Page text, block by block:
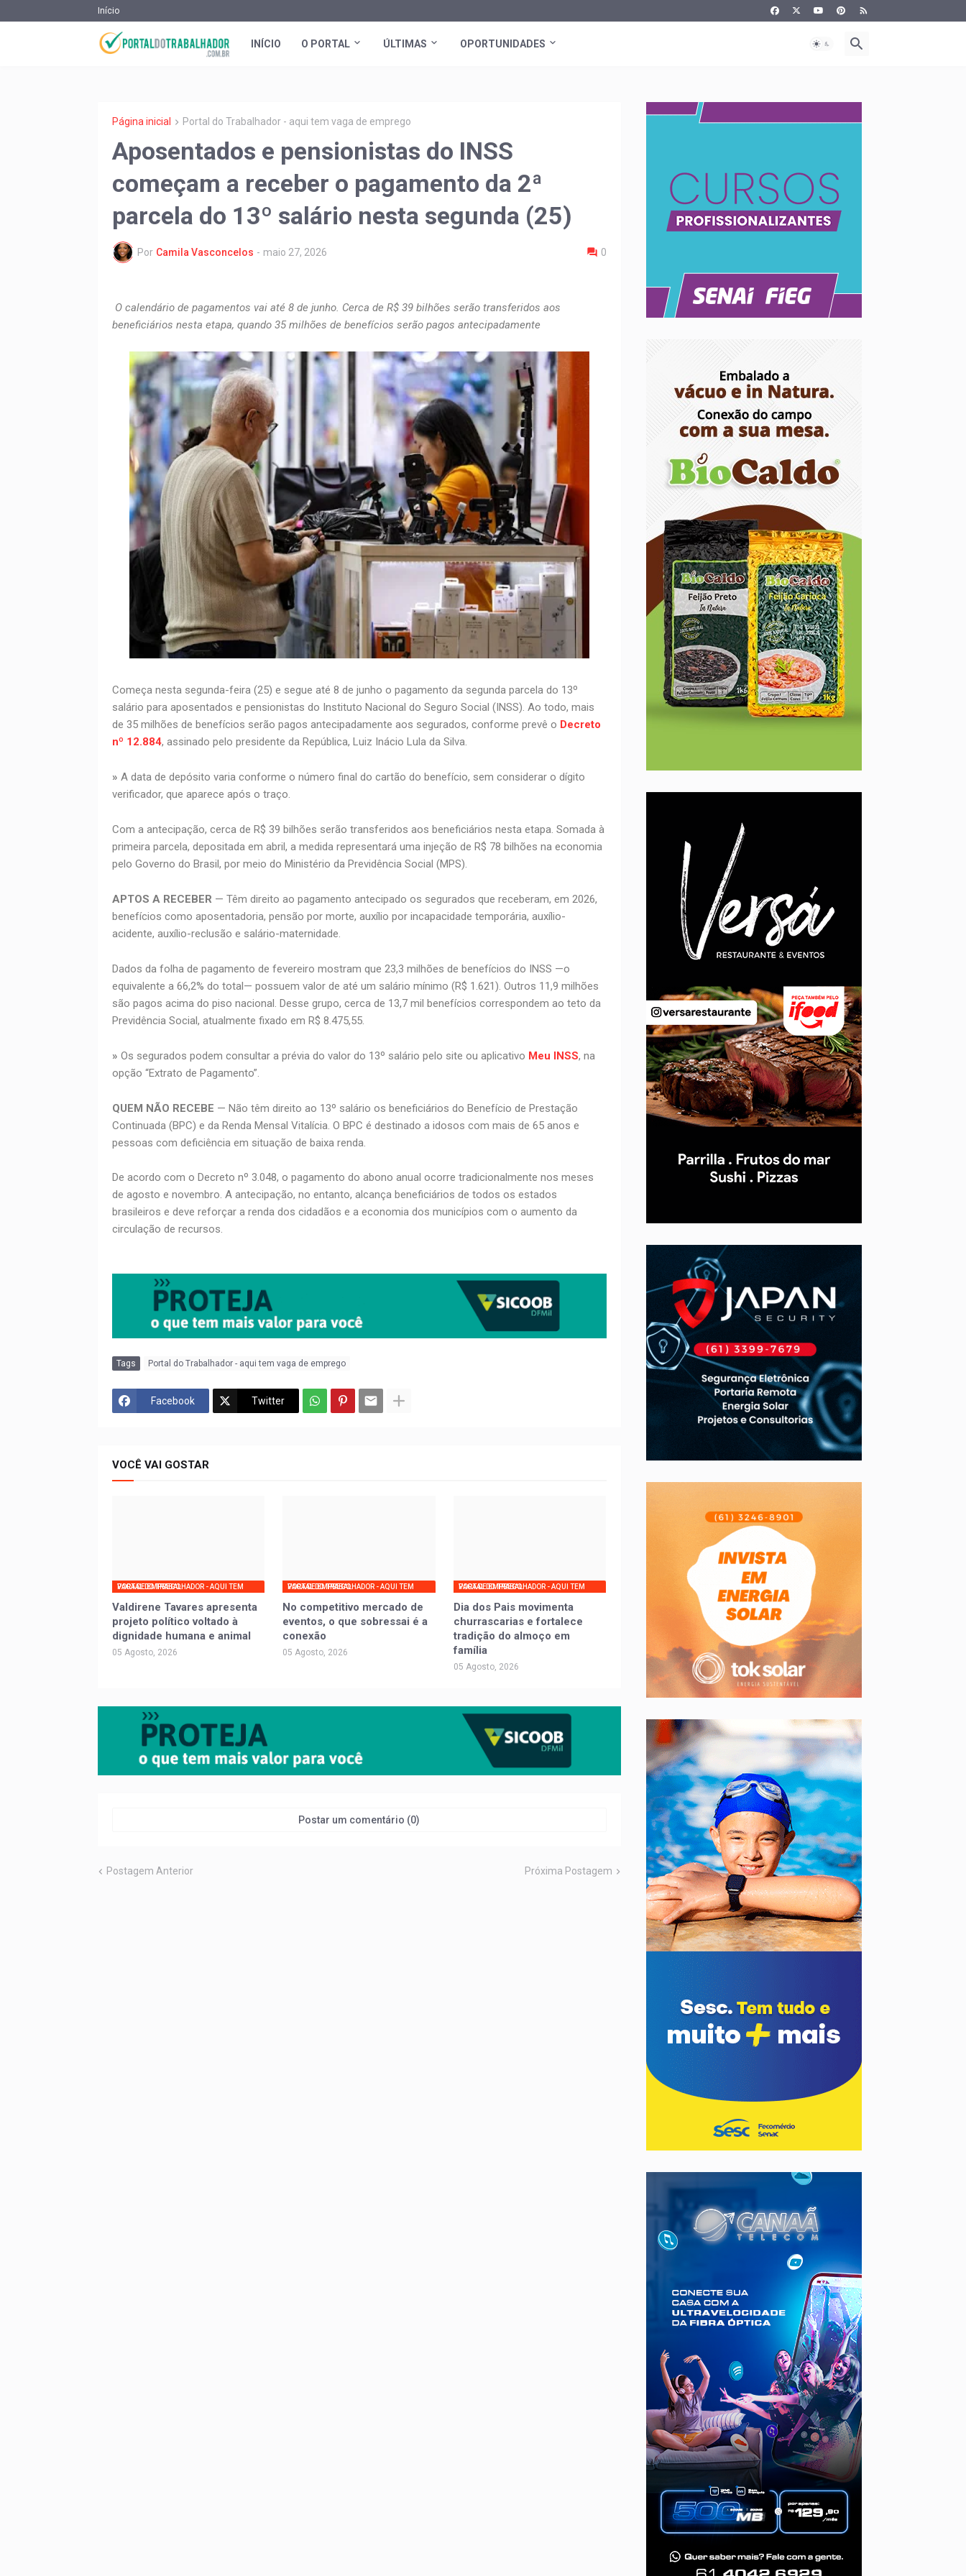
Início
INÍCIO O PORTAL ÚLTIMAS OPORTUNIDADES
Página inicial Portal do Trabalhador - aqui tem vaga de emprego
Aposentados e pensionistas do INSS
começam a receber o pagamento da 2ª
parcela do 13º salário nesta segunda (25)
Por Camila Vasconcelos - maio 27, 2026 0
O calendário de pagamentos vai até 8 de junho. Cerca de R$ 39 bilhões serão transferidos aos
beneficiários nesta etapa, quando 35 milhões de benefícios serão pagos antecipadamente
Começa nesta segunda-feira (25) e segue até 8 de junho o pagamento da segunda parcela do 13º
salário para aposentados e pensionistas do Instituto Nacional do Seguro Social (INSS). Ao todo, mais
de 35 milhões de benefícios serão pagos antecipadamente aos segurados, conforme prevê o Decreto
nº 12.884, assinado pelo presidente da República, Luiz Inácio Lula da Silva.
» A data de depósito varia conforme o número final do cartão do benefício, sem considerar o dígito
verificador, que aparece após o traço.
Com a antecipação, cerca de R$ 39 bilhões serão transferidos aos beneficiários nesta etapa. Somada à
primeira parcela, depositada em abril, a medida representará uma injeção de R$ 78 bilhões na economia
pelo Governo do Brasil, por meio do Ministério da Previdência Social (MPS).
APTOS A RECEBER — Têm direito ao pagamento antecipado os segurados que receberam, em 2026,
benefícios como aposentadoria, pensão por morte, auxílio por incapacidade temporária, auxílio-
acidente, auxílio-reclusão e salário-maternidade.
Dados da folha de pagamento de fevereiro mostram que 23,3 milhões de benefícios do INSS —o
equivalente a 66,2% do total— possuem valor de até um salário mínimo (R$ 1.621). Outros 11,9 milhões
são pagos acima do piso nacional. Desse grupo, cerca de 13,7 mil benefícios correspondem ao teto da
Previdência Social, atualmente fixado em R$ 8.475,55.
» Os segurados podem consultar a prévia do valor do 13º salário pelo site ou aplicativo Meu INSS, na
opção “Extrato de Pagamento”.
QUEM NÃO RECEBE — Não têm direito ao 13º salário os beneficiários do Benefício de Prestação
Continuada (BPC) e da Renda Mensal Vitalícia. O BPC é destinado a idosos com mais de 65 anos e
pessoas com deficiência em situação de baixa renda.
De acordo com o Decreto nº 3.048, o pagamento do abono anual ocorre tradicionalmente nos meses
de agosto e novembro. A antecipação, no entanto, alcança beneficiários de todos os estados
brasileiros e deve reforçar a renda dos cidadãos e a economia dos municípios com o aumento da
circulação de recursos.
Tags Portal do Trabalhador - aqui tem vaga de emprego
Facebook Twitter
VOCÊ VAI GOSTAR
PORTAL DO TRABALHADOR - AQUI TEM VAGA DE EMPREGO
Valdirene Tavares apresenta
projeto político voltado à
dignidade humana e animal
05 Agosto, 2026
PORTAL DO TRABALHADOR - AQUI TEM VAGA DE EMPREGO
No competitivo mercado de
eventos, o que sobressai é a
conexão
05 Agosto, 2026
PORTAL DO TRABALHADOR - AQUI TEM VAGA DE EMPREGO
Dia dos Pais movimenta
churrascarias e fortalece
tradição do almoço em
família
05 Agosto, 2026
Postar um comentário (0)
Postagem Anterior Próxima Postagem